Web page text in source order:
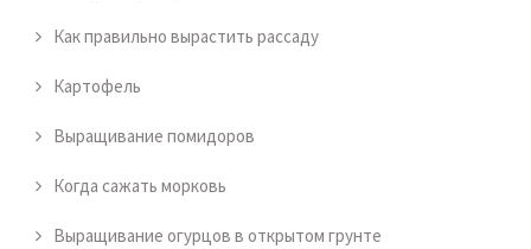
Как правильно вырастить рассаду
Картофель
Выращивание помидоров
Когда сажать морковь
Выращивание огурцов в открытом грунте